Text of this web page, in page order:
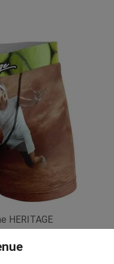
HERITAGE
Blanc